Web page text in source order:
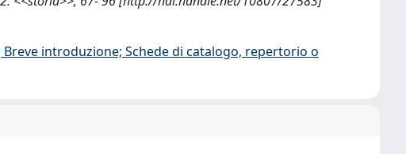
introduzione; Schede di catalogo, repertorio o